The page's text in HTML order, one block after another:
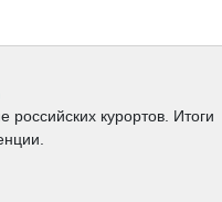
российских курортов. Итоги